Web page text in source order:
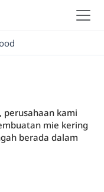
perusahaan kami
mie kering
berada dalam